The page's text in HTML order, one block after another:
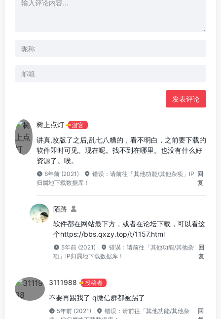
发表评论
树上点灯 游客
讲真,改版了之后,乱七八糟的，看不明白，之前要下载的
软件即时可见。现在呢。找不到在哪里。也没有什么好
资源了。唉。
6年前 (2021)
错误：请前往「其他功能/其他杂项」IP
归属地下载数据库！
回
复
陌路
软件都在网站最下方，或者在论坛下载，可以看这
个https://bbs.qxzy.top/t/1157.html
5年前 (2021)
错误：请前往「其他功能/其他杂
项」IP归属地下载数据库！
回
复
3111988 投稿者
不要再踢我了 q微信群都被踢了
5年前 (2021)
错误：请前往「其他功能/其他杂
回